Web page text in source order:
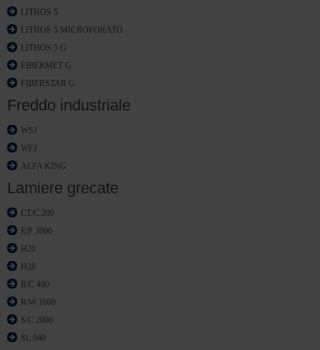
LITHOS 5
LITHOS 5 MICROFORATO
LITHOS 5 G
FIBERMET G
FIBERSTAR G
Freddo industriale
WSJ
WFJ
ALFA KING
Lamiere grecate
CT/C 200
E/P 3000
H20
H28
R/C 400
R/W 1000
S/C 2000
SL 940